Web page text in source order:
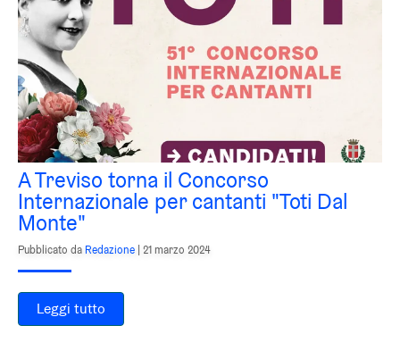
A Treviso torna il Concorso
Internazionale per cantanti "Toti Dal
Monte"
Pubblicato da Redazione | 21 marzo 2024
Leggi tutto